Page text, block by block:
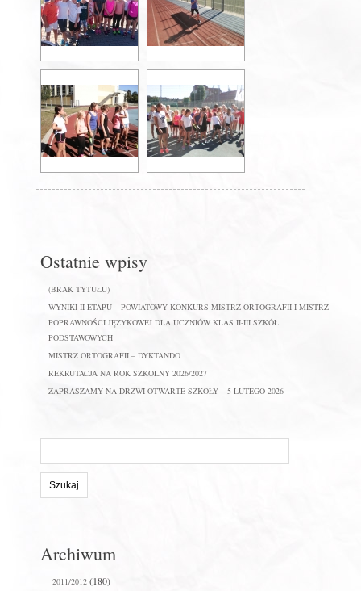
Ostatnie wpisy
(BRAK TYTUŁU)
WYNIKI II ETAPU – POWIATOWY KONKURS MISTRZ ORTOGRAFII I MISTRZ
POPRAWNOŚCI JĘZYKOWEJ DLA UCZNIÓW KLAS II-III SZKÓŁ
PODSTAWOWYCH
MISTRZ ORTOGRAFII – DYKTANDO
REKRUTACJA NA ROK SZKOLNY 2026/2027
ZAPRASZAMY NA DRZWI OTWARTE SZKOŁY – 5 LUTEGO 2026
stronie:
Archiwum
2011/2012(180)